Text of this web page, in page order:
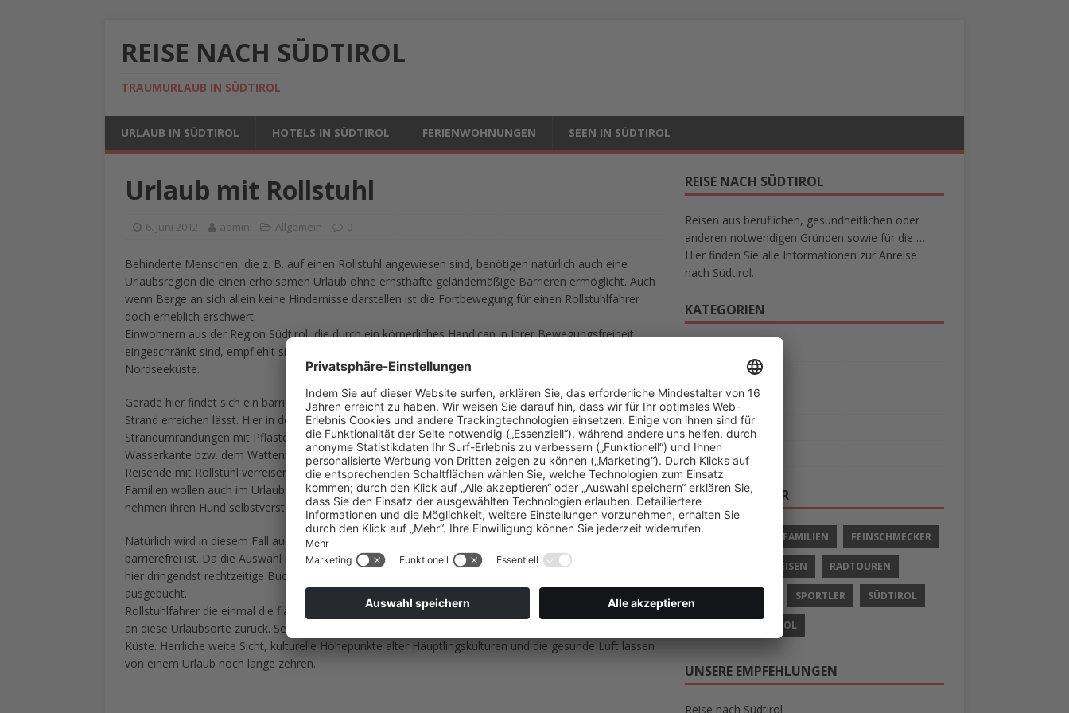
REISE NACH SÜDTIROL
TRAUMURLAUB IN SÜDTIROL
URLAUB IN SÜDTIROL HOTELS IN SÜDTIROL FERIENWOHNUNGEN SEEN IN SÜDTIROL
Urlaub mit Rollstuhl
6. Juni 2012 admin Allgemein 0
Behinderte Menschen, die z. B. auf einen Rollstuhl angewiesen sind, benötigen natürlich auch eine
Urlaubsregion die einen erholsamen Urlaub ohne ernsthafte geländemäßige Barrieren ermöglicht. Auch
wenn Berge an sich allein keine Hindernisse darstellen ist die Fortbewegung für einen Rollstuhlfahrer
doch erheblich erschwert.
Einwohnern aus der Region Südtirol, die durch ein körperliches Handicap in Ihrer Bewegungsfreiheit
eingeschränkt sind, empfiehlt sich eine Reise nach Ostfriesland, dem platten Land vor den Deichen der
Nordseeküste.
Gerade hier findet sich ein barrierefreiesRollstuhl Urlaub Ferienhausvon dem aus es sich bequem den
Strand erreichen lässt. Hier in der Region ist man auf Rollstuhlfahrer bestens vorbereitet und bietet
Strandumrandungen mit Pflasterungen an, die auch diesem Personenkreis den direkten Zugang an die
Wasserkante bzw. dem Wattenmeer ermöglicht.
Reisende mit Rollstuhl verreisen selten allein sondern werden meistens von ihren Familien begleitet.
Familien wollen auch im Urlaub nicht auf ihre vierbeinigen Mitbewohner als Begleiter verzichten und
nehmen ihren Hund selbstverständlich mit.
Natürlich wird in diesem Fall auch einNordsee Ferienhaus mit Hund
barrierefrei ist. Da die Auswahl in dieser Kombination naturgemäß stark eingeschränkt ist, empfiehlt sich
hier dringendst rechtzeitige Buchung. Solche Objekte sind oft schon auf mehrere Monate im Voraus
ausgebucht.
Rollstuhlfahrer die einmal die flachen Gegenden im Urlaub genossen haben, kehren immer wieder gerne
an diese Urlaubsorte zurück. Selten sind Regionen so abwechslungsreich und anregend wie die der
Küste. Herrliche weite Sicht, kulturelle Höhepunkte alter Häuptlingskulturen und die gesunde Luft lassen
von einem Urlaub noch lange zehren.
REISE NACH SÜDTIROL
Reisen aus beruflichen, gesundheitlichen oder
anderen notwendigen Gründen sowie für die …
Hier finden Sie alle Informationen zur Anreise
nach Südtirol.
KATEGORIEN
Reisetipps
Wandern
Winter
SCHLAGWÖRTER
AKTIVURLAUB FAMILIEN FEINSCHMECKER
RADREISEN RADTOUREN
SPORTLER SÜDTIROL
URLAUB IN SÜDTIROL
UNSERE EMPFEHLUNGEN
Reise nach Südtirol